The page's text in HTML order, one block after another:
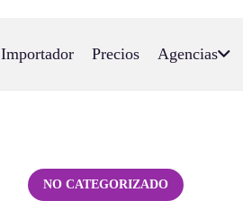
Importador Precios Agencias
NO CATEGORIZADO